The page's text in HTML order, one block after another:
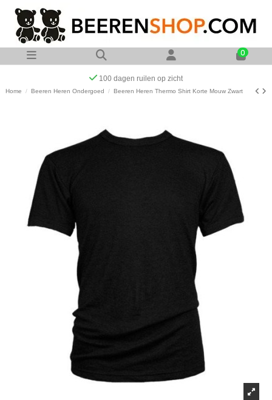
0
Op werkdagen voor 23:00 uur besteld zelfde dag
Home Beeren Heren Ondergoed Beeren Heren Thermo Shirt Korte Mouw Zwart